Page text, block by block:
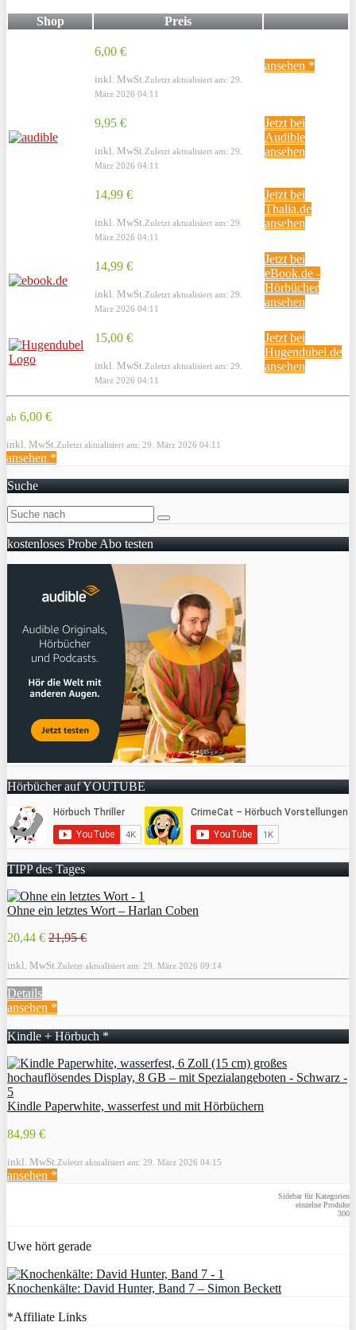
Shop Preis
6,00 €
inkl. MwSt. Zuletzt aktualisiert am: 29.
März 2026 04:11
ansehen *
9,95 €
inkl. MwSt. Zuletzt aktualisiert am: 29.
März 2026 04:11
Jetzt bei
Audible
ansehen
14,99 €
inkl. MwSt. Zuletzt aktualisiert am: 29.
März 2026 04:11
Jetzt bei
Thalia.de
ansehen
14,99 €
inkl. MwSt. Zuletzt aktualisiert am: 29.
März 2026 04:11
Jetzt bei
eBook.de -
Hörbücher
ansehen
15,00 €
inkl. MwSt. Zuletzt aktualisiert am: 29.
März 2026 04:11
Jetzt bei
Hugendubel.de
ansehen
ab 6,00 €
inkl. MwSt. Zuletzt aktualisiert am: 29. März 2026 04:11
ansehen *
Suche
kostenloses Probe Abo testen
Hörbücher auf YOUTUBE
TIPP des Tages
Ohne ein letztes Wort – Harlan Coben
20,44 € 21,95 €
inkl. MwSt. Zuletzt aktualisiert am: 29. März 2026 09:14
Details
ansehen *
Kindle + Hörbuch *
Kindle Paperwhite, wasserfest und mit Hörbüchern
84,99 €
inkl. MwSt. Zuletzt aktualisiert am: 29. März 2026 04:15
ansehen *
Sidebar für Kategorien
einzelne Produke
300
Uwe hört gerade
Knochenkälte: David Hunter, Band 7 – Simon Beckett
*Affiliate Links